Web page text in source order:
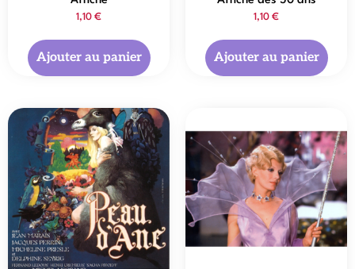
1,10 €
Ajouter au panier
1,10 €
Ajouter au panier